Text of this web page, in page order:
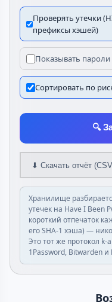
Проверять утечки
префиксы хэшей)
Показывать пароли
Сортировать по
🔍
⬇ Скачать отчёт
Хранилище
утечек на Have I Been
короткий отпечаток
его SHA-1 хэша) —
Это тот же протокол k-
1Password, Bitwarden и